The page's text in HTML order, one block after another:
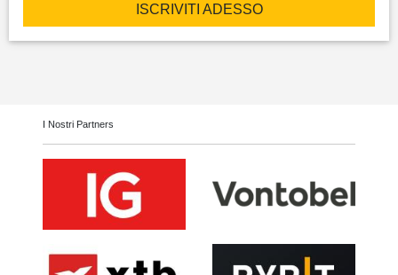
ISCRIVITI ADESSO
I Nostri Partners